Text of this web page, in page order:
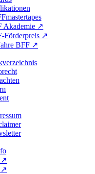
Akademie ↗︎
Förderpreis ↗︎
BFF ↗︎
↗︎
↗︎